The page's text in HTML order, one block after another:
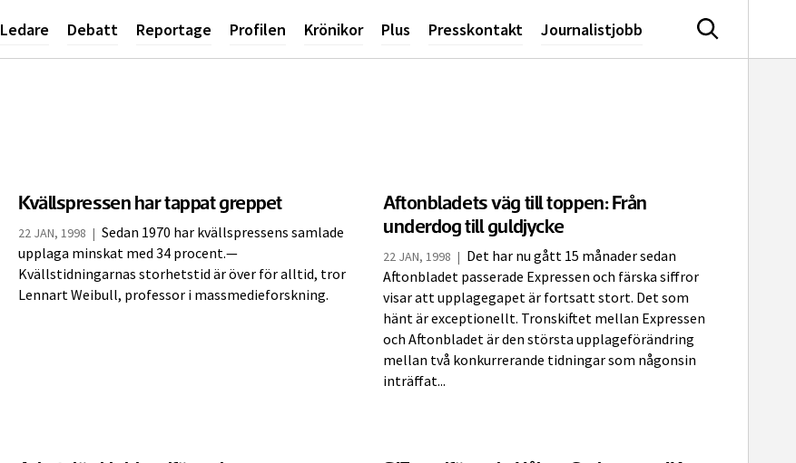
Ledare Debatt Reportage Profilen Krönikor Plus Presskontakt Journalistjobb Sök
Kvällspressen har tappat greppet
22 JAN, 1998 | Sedan 1970 har kvällspressens samlade
upplaga minskat med 34 procent.—
Kvällstidningarnas storhetstid är över för alltid, tror
Lennart Weibull, professor i massmedieforskning.
Aftonbladets väg till toppen: Från
underdog till guldjycke
22 JAN, 1998 | Det har nu gått 15 månader sedan
Aftonbladet passerade Expressen och färska siffror
visar att upplagegapet är fortsatt stort. Det som
hänt är exceptionellt. Tronskiftet mellan Expressen
och Aftonbladet är den största upplageförändring
mellan två konkurrerande tidningar som någonsin
inträffat...